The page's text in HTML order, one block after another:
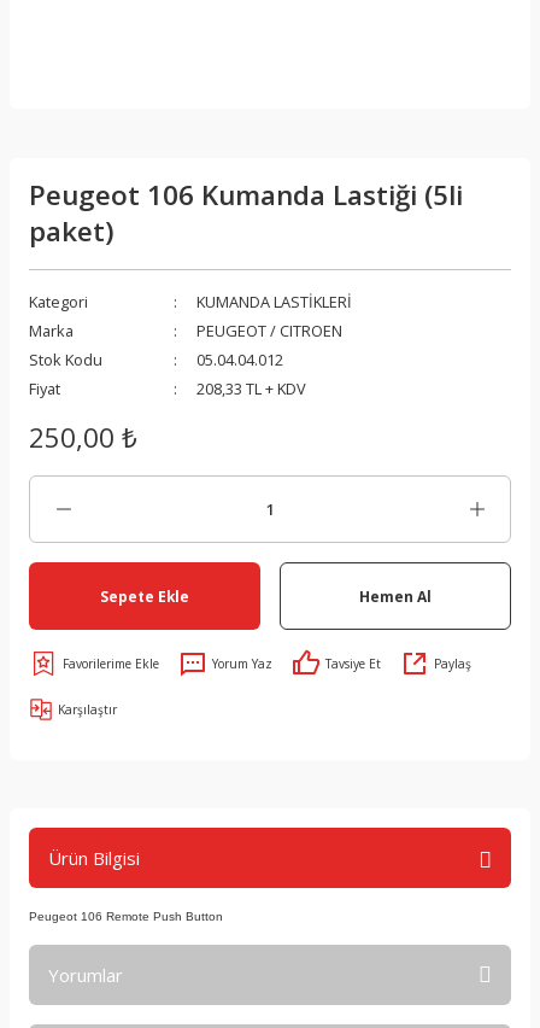
Peugeot 106 Kumanda Lastiği (5li
paket)
Kategori
KUMANDA LASTİKLERİ
Marka
PEUGEOT / CITROEN
Stok Kodu
05.04.04.012
Fiyat
208,33 TL + KDV
250,00 ₺
Sepete Ekle Hemen Al
Yorum Yaz Tavsiye Et Paylaş
Karşılaştır
Ürün Bilgisi
Peugeot 106 Remote Push Button
Yorumlar